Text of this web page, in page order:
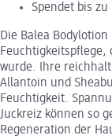
Spendet bis
Die Balea
Feuchtigkeitspflege,
wurde. Ihre
Allantoin und
Feuchtigkeit.
Juckreiz können so
Regeneration der